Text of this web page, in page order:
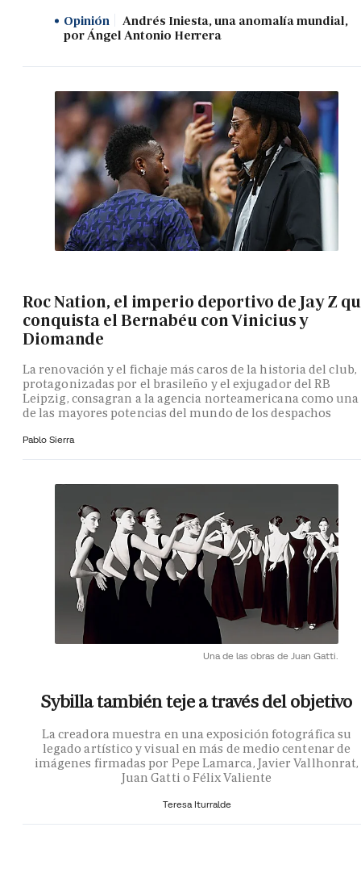
Opinión
Andrés Iniesta, una anomalía mundial,
por Ángel Antonio Herrera
Roc Nation, el imperio deportivo de Jay Z
conquista el Bernabéu con Vinicius y
Diomande
La renovación y el fichaje más caros de la historia del club,
protagonizadas por el brasileño y el exjugador del RB
Leipzig, consagran a la agencia norteamericana como una
de las mayores potencias del mundo de los despachos
Pablo Sierra
Una de las obras de Juan Gatti.
Sybilla también teje a través del objetivo
La creadora muestra en una exposición fotográfica su
legado artístico y visual en más de medio centenar de
imágenes firmadas por Pepe Lamarca, Javier Vallhonrat,
Juan Gatti o Félix Valiente
Teresa Iturralde